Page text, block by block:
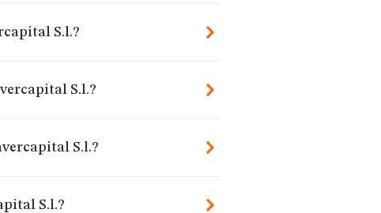
S.l.?
S.l.?
S.l.?
S.l.?